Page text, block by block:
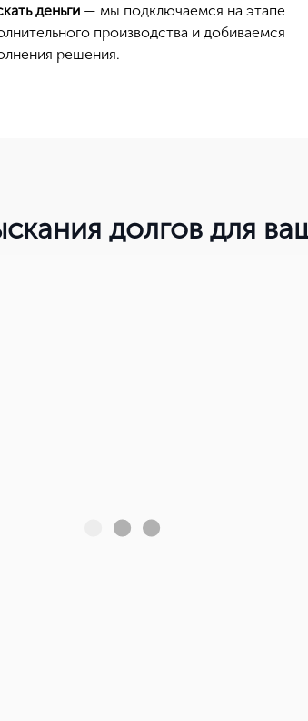
деньги — мы подключаемся на этапе
производства и добиваемся
решения.
долгов для
Нет, выбрать другой